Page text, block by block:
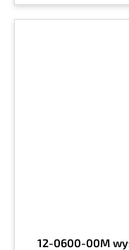
12-0600-00M